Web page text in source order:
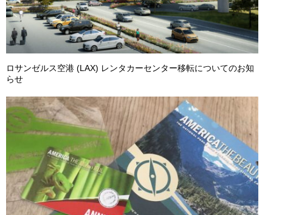
ロサンゼルス空港 (LAX) レンタカーセンター移転についてのお知
らせ